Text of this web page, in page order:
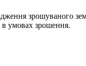
зрошуваного
в умовах зрошення.